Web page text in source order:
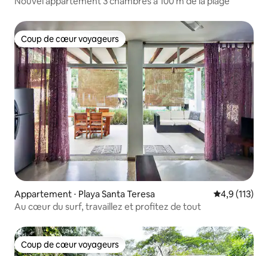
Coup de cœur voyageurs
Coup de cœur voyageurs
Appartement ⋅ Playa Santa Teresa Évaluation
4,9 (113)
Au cœur du surf, travaillez et profitez de tout
Coup de cœur voyageurs
Coup de cœur voyageurs